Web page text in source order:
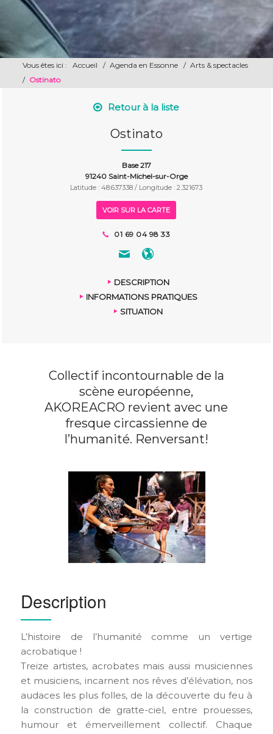
Vous êtes ici : Accueil / Agenda en Essonne / Arts & spectacles
/ Ostinato
Retour à la liste
Ostinato
Base 217
91240 Saint-Michel-sur-Orge
Latitude : 48.637338 / Longitude : 2.321673
VOIR SUR LA CARTE
01 69 04 98 33
DESCRIPTION
INFORMATIONS PRATIQUES
SITUATION
Collectif incontournable de la
scène européenne,
AKOREACRO revient avec une
fresque circassienne de
l’humanité. Renversant!
Description
L’histoire de l’humanité comme un vertige
acrobatique !
Treize artistes, acrobates mais aussi musiciennes
et musiciens, incarnent nos rêves d’élévation, nos
audaces les plus folles, de la découverte du feu à
la construction de gratte-ciel, entre prouesses,
humour et émerveillement collectif. Chaque